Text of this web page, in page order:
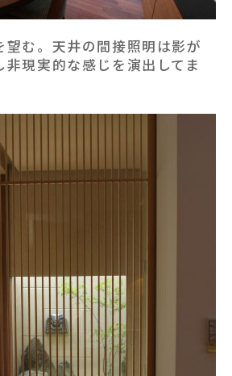
望む。天井の間接照明は影が
現実的な感じを演出してま